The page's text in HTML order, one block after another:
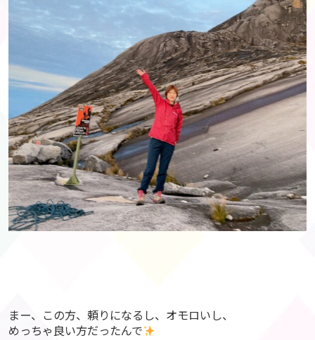
まー、この方、頼りになるし、オモロいし、
めっちゃ良い方だったんで